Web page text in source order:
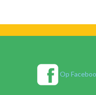
Op